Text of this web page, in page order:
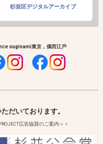
杉並区デジタルアーカイブ
suginami東京，偶而江戶
だいております。
広告協賛のご案内＞＞